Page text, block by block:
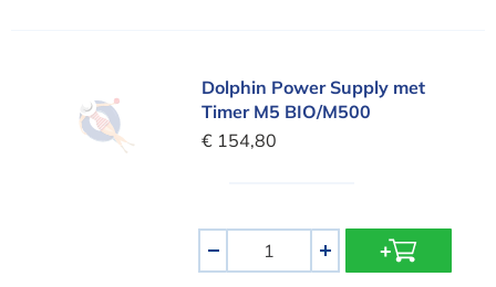
Dolphin Power Supply met Timer M5 BIO/M500
Dolphin Power Supply met
Timer M5 BIO/M500
€ 154,80
+